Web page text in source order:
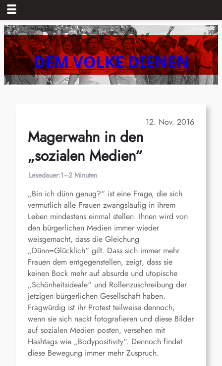
Zum
Inhalt
springenDEM VOLKE DIENEN
12. Nov. 2016
Magerwahn in den
„sozialen Medien“
Lesedauer:1–2 Minuten
„Bin ich dünn genug?“ ist eine Frage, die sich
vermutlich alle Frauen zwangsläufig in ihrem
Leben mindestens einmal stellen. Ihnen wird von
den bürgerlichen Medien immer wieder
weisgemacht, dass die Gleichung
„Dünn=Glücklich“ gilt. Dass sich immer mehr
Frauen dem entgegenstellen, zeigt, dass sie
keinen Bock mehr auf absurde und utopische
„Schönheitsideale“ und Rollenzuschreibung der
jetzigen bürgerlichen Gesellschaft haben.
Fragwürdig ist ihr Protest teilweise dennoch,
wenn sie sich nackt fotografieren und diese Bilder
auf sozialen Medien posten, versehen mit
Hashtags wie „Bodypositivity“. Dennoch findet
diese Bewegung immer mehr Zuspruch.